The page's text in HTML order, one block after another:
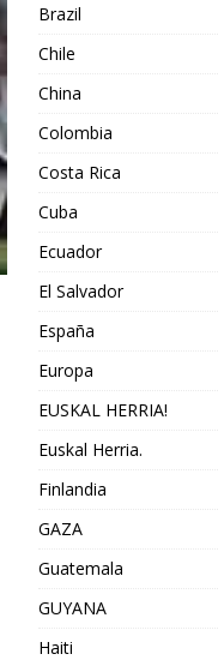
Brazil
Chile
China
Colombia
Costa Rica
Cuba
Ecuador
El Salvador
España
Europa
EUSKAL HERRIA!
Euskal Herria.
Finlandia
GAZA
Guatemala
GUYANA
Haiti